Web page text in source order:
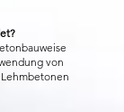
von